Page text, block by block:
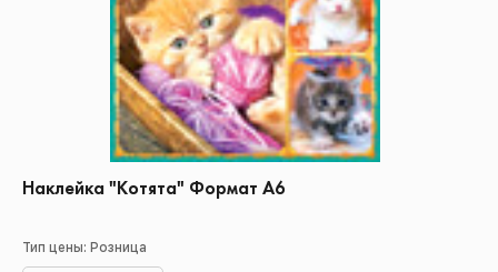
Наклейка "Котята" Формат А6
Тип цены: Розница